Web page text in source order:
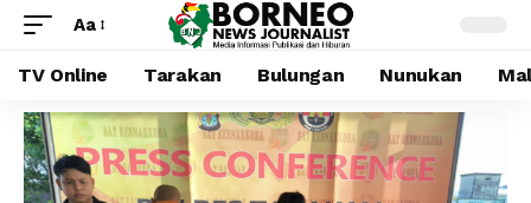
Aa
TV Online Tarakan Bulungan Nunukan